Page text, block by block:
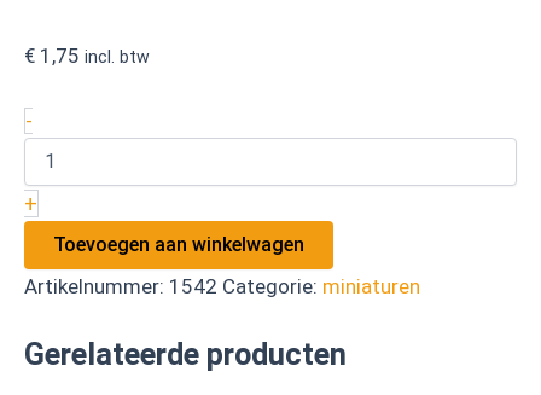
€ 1,75 incl. btw
-
+
Toevoegen aan winkelwagen
Artikelnummer: 1542 Categorie: miniaturen
Gerelateerde producten